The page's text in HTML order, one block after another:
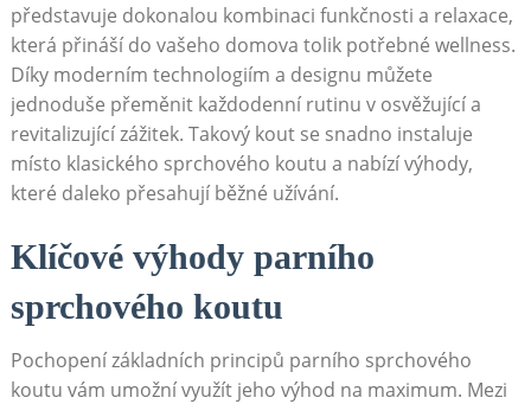
představuje dokonalou kombinaci funkčnosti a relaxace,
která přináší do vašeho domova tolik potřebné wellness.
Díky moderním technologiím a designu můžete
jednoduše přeměnit každodenní rutinu v osvěžující a
revitalizující zážitek. Takový kout se snadno instaluje
místo klasického sprchového koutu a nabízí výhody,
které daleko přesahují běžné užívání.
Klíčové výhody parního
sprchového koutu
Pochopení základních principů parního sprchového
koutu vám umožní využít jeho výhod na maximum. Mezi